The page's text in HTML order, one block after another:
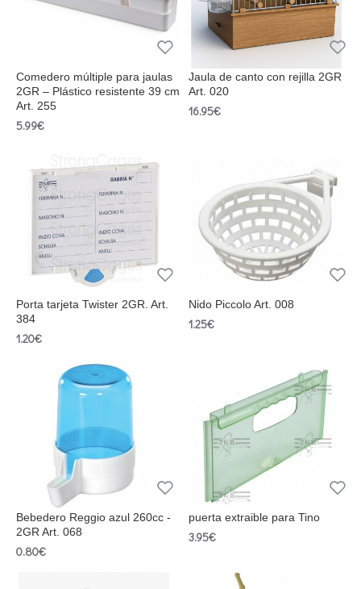
Comedero múltiple para jaulas
2GR – Plástico resistente 39 cm
Art. 255
5.99€
Jaula de canto con rejilla 2GR
Art. 020
16.95€
Porta tarjeta Twister 2GR. Art.
384
1.20€
Nido Piccolo Art. 008
1.25€
Bebedero Reggio azul 260cc -
2GR Art. 068
0.80€
puerta extraible para Tino
3.95€